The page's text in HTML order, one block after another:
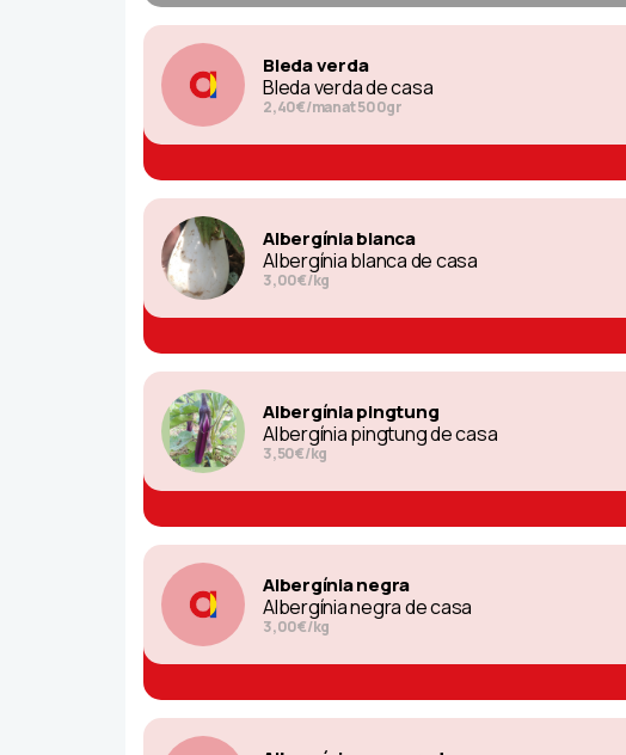
Bleda verda
Bleda verda de casa
2,40€/manat 500gr
Albergínia blanca
Albergínia blanca de casa
3,00€/kg
Albergínia pingtung
Albergínia pingtung de casa
3,50€/kg
Albergínia negra
Albergínia negra de casa
3,00€/kg